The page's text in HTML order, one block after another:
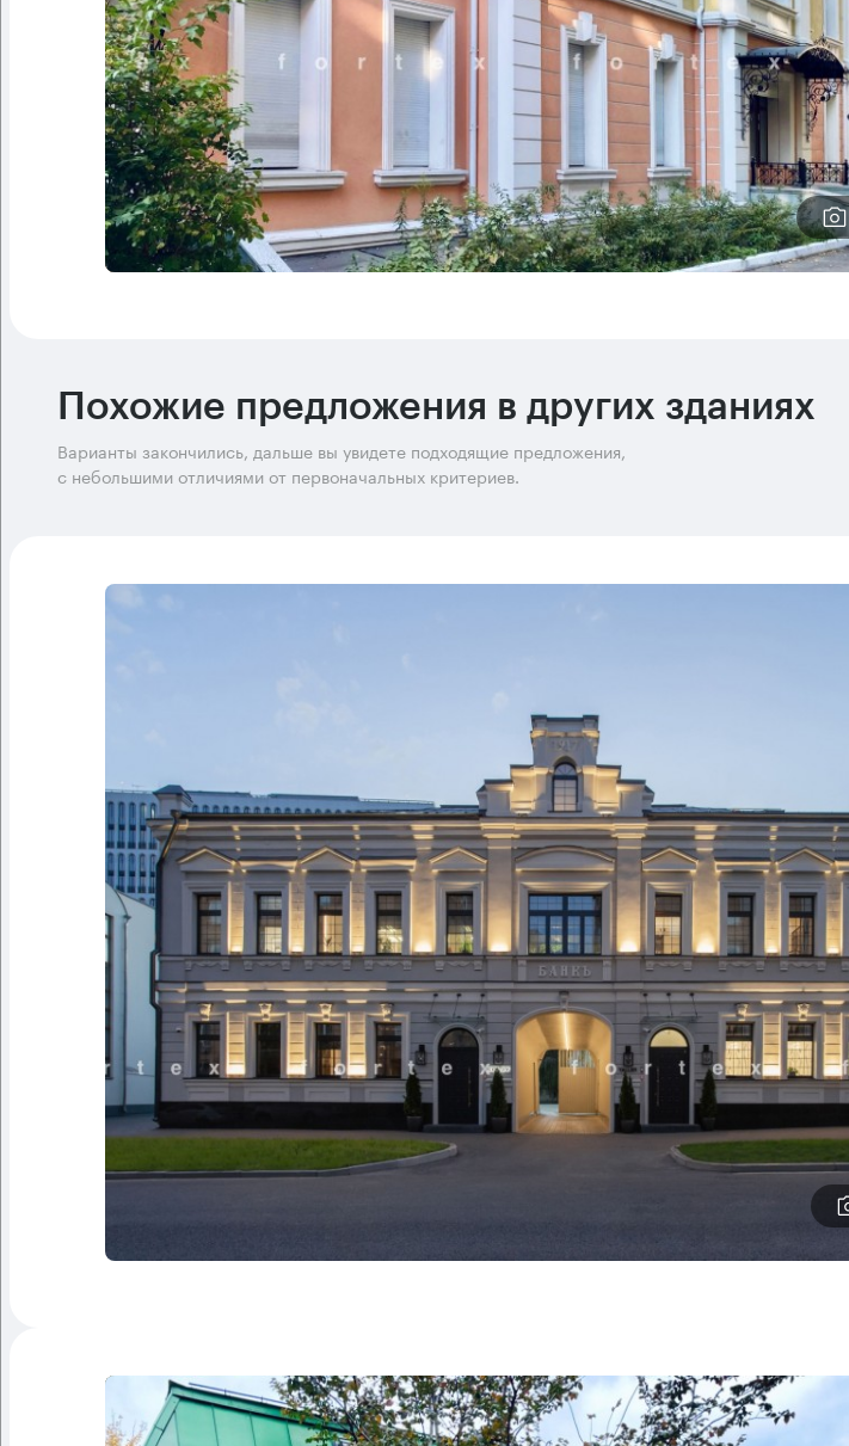
Похожие предложения в других зданиях
Варианты закончились, дальше вы увидете подходящие предложения,
с небольшими отличиями от первоначальных критериев.